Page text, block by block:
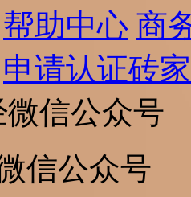
帮助中心 商
申请认证砖家
信公众号